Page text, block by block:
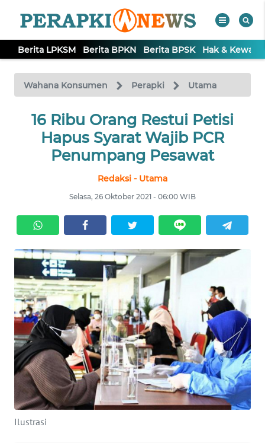
Berita LPKSM Berita BPKN Berita BPSK Hak &
Wahana Konsumen Perapki Utama
16 Ribu Orang Restui Petisi
Hapus Syarat Wajib PCR
Penumpang Pesawat
Redaksi - Utama
Selasa, 26 Oktober 2021 - 06:00 WIB
Ilustrasi
WAHANA
TV
Tutup
LPKSM
KEWAJIBAN
KONSUMEN
WAHANA
ADVOKAT
OPINI
KONSUMEN
NET